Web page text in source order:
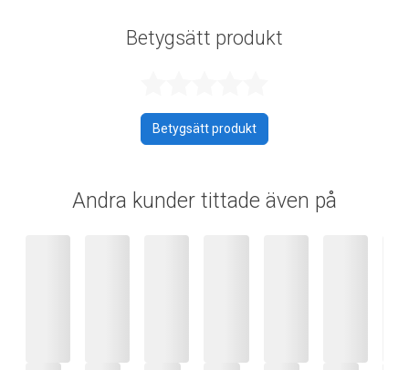
Betygsätt produkt
Betygsätt produkt
Andra kunder tittade även på